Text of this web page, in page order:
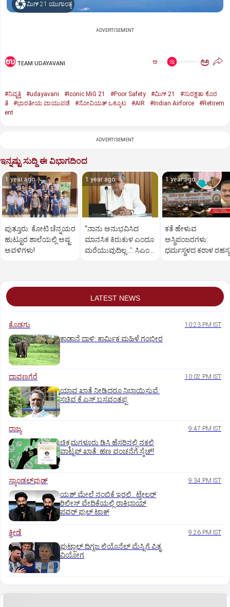
ಮಿಗ್‌ 21 ಯುಗಾಂತ್ಯ
ADVERTISEMENT
TEAM UDAYAVANI ಅ ಅ
#ನಿವೃತ್ತಿ #udayavani #Iconic MiG 21 #Poor Safety #ಮಿಗ್‌ 21
#ಸುರಕ್ಷತಾ ಕೊರ
ತೆ
#ಭಾರತೀಯ ವಾಯುಪಡೆ #ಸೋವಿಯತ್‌ ಒಕ್ಕೂಟ #AIR #Indian Airforce
#Retirem
ent
ADVERTISEMENT
ಇನ್ನಷ್ಟು ಸುದ್ದಿ ಈ ವಿಭಾಗದಿಂದ
1 year ago
ಪುತ್ತೂರು: ಕೋಟಿ ಚೆನ್ನಯರ
ಹುಟ್ಟೂರ ಶಾಲೆಯಲ್ಲಿ ಅಷ್ಟ
ಅವಳಿಗಳು!
1 year ago
“ನಾನು ಅನುಭವಿಸಿದ
ಮಾನಸಿಕ ಕಿರುಕುಳ ಎಂದೂ
ಮರೆಯುವುದಿಲ್ಲ…’: ಸಿಎಂ
1 year ago
ಕತೆ ಹೇಳುವ
ಅಸ್ಥಿಪಂಜರಗಳು:
ಧರ್ಮಸ್ಥಳದ‌ ಕರಾಳ ರಹಸ್ಯ
LATEST NEWS
ಕೊಡಗು 10:23 PM IST
ಕಾಡಾನೆ ದಾಳಿ: ಕಾರ್ಮಿಕ ಮಹಿಳೆ ಗಂಭೀರ
ದಾವಣಗೆರೆ 10:02 PM IST
ಯಾವ ಖಾತೆ ನೀಡಿದರೂ ನಿಭಾಯಿಸುವೆ:
ಸಚಿವ ಕೆ.ಎಸ್.ಬಸವಂತಪ್ಪ
ರಾಜ್ಯ 9:47 PM IST
ಚಿಕ್ಕಮಗಳೂರು ಡಿಸಿ ಹೆಸರಿನಲ್ಲಿ ನಕಲಿ
ವಾಟ್ಸಪ್ ಖಾತೆ: ಹಣ ವಂಚನೆಗೆ ಸ್ಕೆಚ್!
ಸ್ಯಾಂಡಲ್‌ವುಡ್‌ 9:34 PM IST
ಯಶ್‌ ಮೇಲೆ ನಂಬಿಕೆ ಇರಲಿ.. ಟ್ರೇಲರ್‌
ರಿಲೀಸ್‌ ವೇದಿಕೆಯಲ್ಲಿ ರಾಕಿಭಾಯ್‌
ಪವರ್‌ ಫುಲ್‌ ಟಾಕ್
ಕ್ರೀಡೆ 9:26 PM IST
ಫುಟ್ಬಾಲ್ ದಿಗ್ಗಜ ಲಿಯೊನೆಲ್‌ ಮೆಸ್ಸಿಗೆ ಪಿತೃ
ವಿಯೋಗ